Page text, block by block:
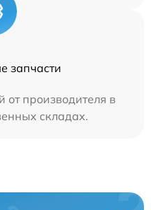
запчасти
от производителя в
складах.